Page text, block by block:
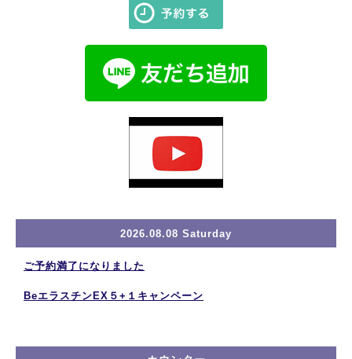
2026.08.08 Saturday
ご予約満了になりました
BeエラスチンEX５+１キャンペーン